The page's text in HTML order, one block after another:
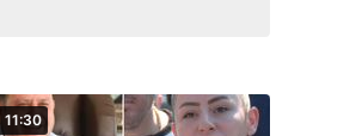
11:30